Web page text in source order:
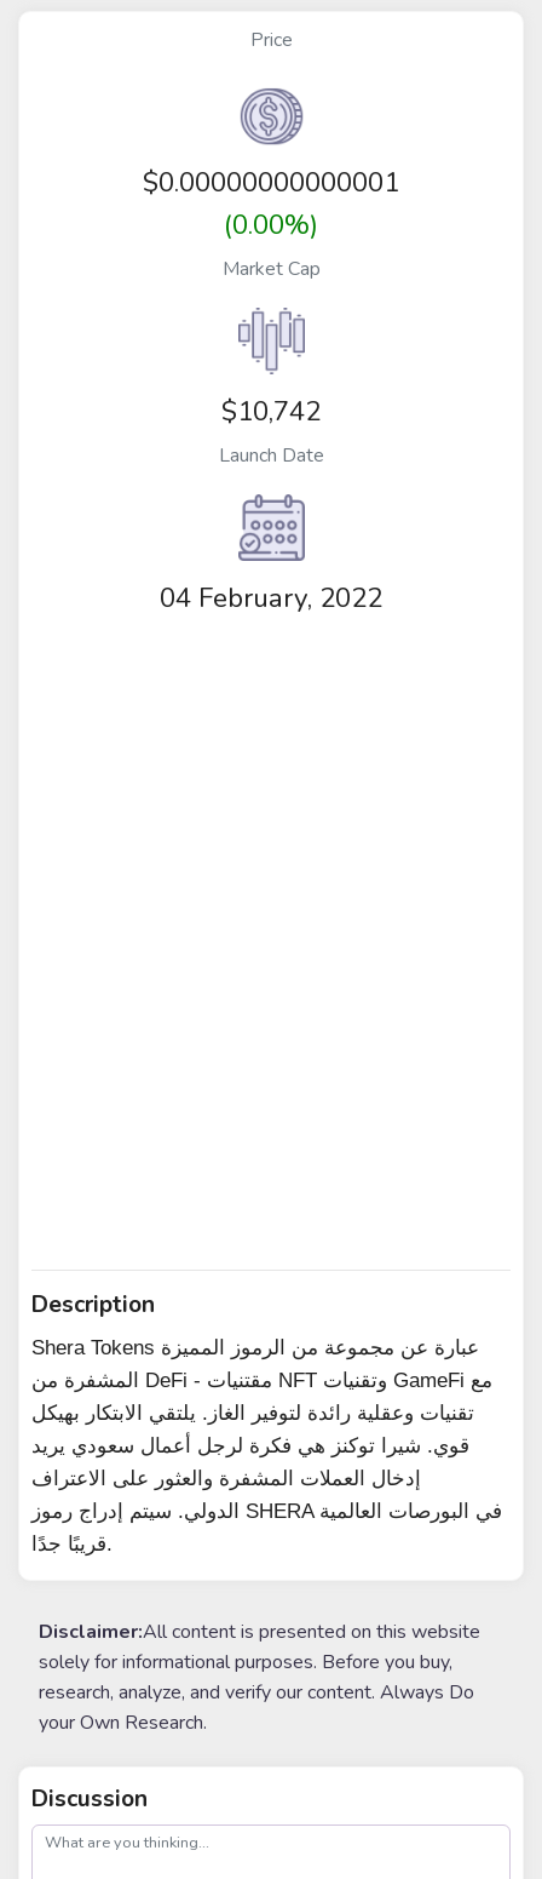
Price
$0.00000000000001
(0.00%)
Market Cap
$10,742
Launch Date
04 February, 2022
Description
Shera Tokens عبارة عن مجموعة من الرموز المميزة
المشفرة من DeFi - مقتنيات NFT وتقنيات GameFi مع
تقنيات وعقلية رائدة لتوفير الغاز. يلتقي الابتكار بهيكل
قوي. شيرا توكنز هي فكرة لرجل أعمال سعودي يريد
إدخال العملات المشفرة والعثور على الاعتراف
الدولي. سيتم إدراج رموز SHERA في البورصات العالمية
قريبًا جدًا.
Disclaimer:All content is presented on this website
solely for informational purposes. Before you buy,
research, analyze, and verify our content. Always Do
your Own Research.
Discussion
post